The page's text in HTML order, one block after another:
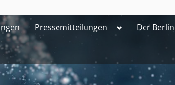
Pressemitteilungen ToggleDer